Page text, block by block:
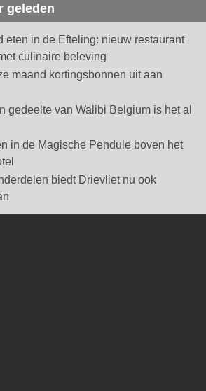
geleden
eten in de Efteling: nieuw restaurant
culinaire beleving
maand kortingsbonnen uit aan
gedeelte van Walibi Belgium is het al
in de Magische Pendule boven het
biedt Drievliet nu ook